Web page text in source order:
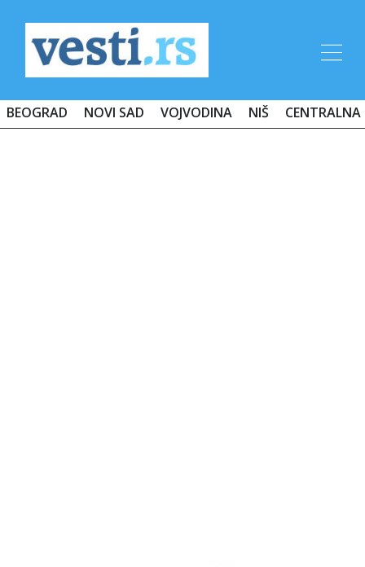
BEOGRAD NOVI SAD VOJVODINA NIŠ CENTRALNA